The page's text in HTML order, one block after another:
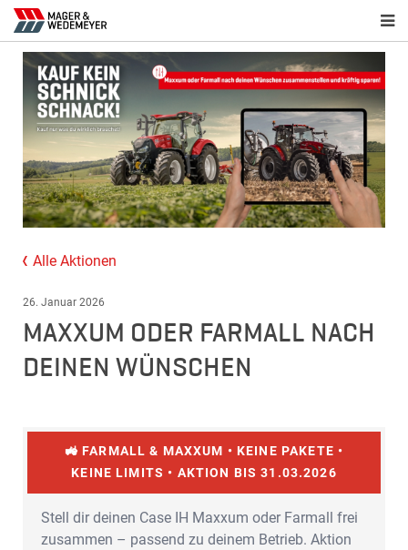
Alle Aktionen
26. Januar 2026
MAXXUM ODER FARMALL NACH
DEINEN WÜNSCHEN
🚜 FARMALL & MAXXUM • KEINE PAKETE •
KEINE LIMITS • AKTION BIS 31.03.2026
Stell dir deinen Case IH Maxxum oder Farmall frei
zusammen – passend zu deinem Betrieb. Aktion